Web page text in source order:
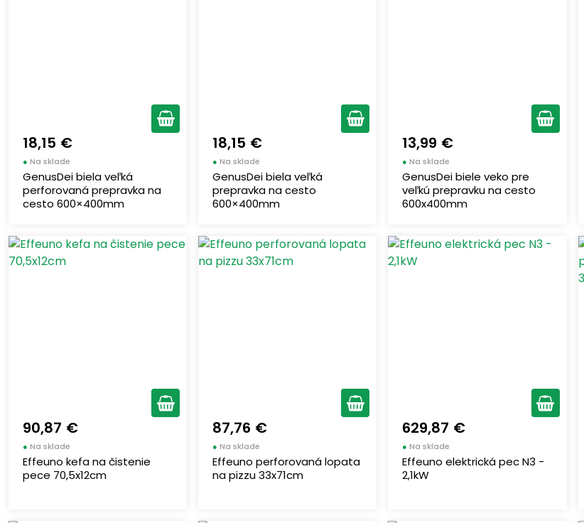
18,15 €
● Na sklade
GenusDei biela veľká
perforovaná prepravka na
cesto 600×400mm
18,15 €
●Na sklade
GenusDei biela veľká
prepravka na cesto
600×400mm
13,99 €
●Na sklade
GenusDei biele veko pre
veľkú prepravku na cesto
600x400mm
90,87 €
● Na sklade
Effeuno kefa na čistenie
pece 70,5x12cm
87,76 €
●Na sklade
Effeuno perforovaná lopata
na pizzu 33x71cm
629,87 €
●Na sklade
Effeuno elektrická pec N3 -
2,1kW